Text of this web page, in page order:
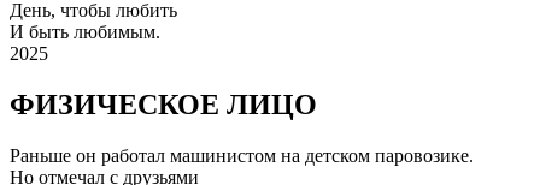
День, чтобы любить
И быть любимым.
2025
ФИЗИЧЕСКОЕ ЛИЦО
Раньше он работал машинистом на детском паровозике.
Но отмечал с друзьями